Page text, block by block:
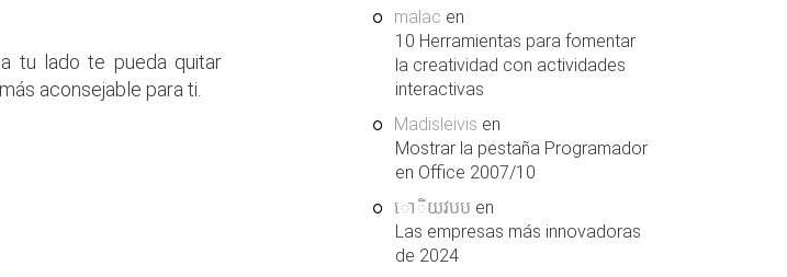
tu lado te pueda quitar
aconsejable para ti.
malac en
10 Herramientas para fomentar
la creatividad con actividades
interactivas
Madisleivis en
Mostrar la pestaña Programador
en Office 2007/10
ោិយវបប en
Las empresas más innovadoras
de 2024